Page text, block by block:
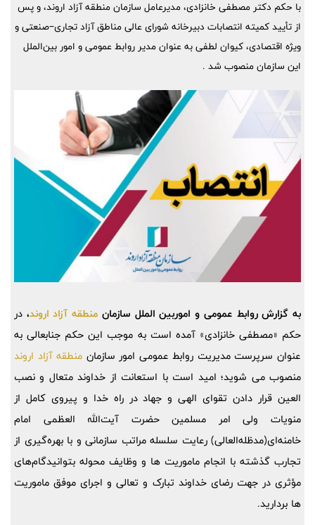
با حکم دکتر مصطفی خانزادی، مدیرعامل سازمان منطقه آزاد اروند، و پس
از تأیید کمیته انتصابات دبیرخانه شورای عالی مناطق آزاد تجاری–صنعتی و
ویژه اقتصادی، کیوان لطفی به عنوان مدیر روابط عمومی و امور بین‌الملل
این سازمان منصوب شد .
به گزارش روابط عمومی و اموربین الملل سازمان منطقه آزاد اروند، در
حکم «مصطفی خانزادی» آمده است به موجب این حکم جنابعالی به
عنوان سرپرست مدیریت روابط عمومی امور سازمان منطقه آزاد اروند
منصوب می شوید؛ امید است با استعانت از خداوند متعال و نصب
العین قرار دادن تقوای الهی و جهاد در راه خدا و پیروی کامل از
منویات ولی امر مسلمین حضرت آیت‌الله العظمی امام
خامنه‌ای(مدظله‌العالی) رعایت سلسله مراتب سازمانی و با بهره‌گیری از
تجارب گذشته با انجام ماموریت ها و وظایف محوله بتوانیدگام‌های
مؤثری در جهت رضای خداوند تبارک و تعالی و اجرای موفق ماموریت
ها بردارید.